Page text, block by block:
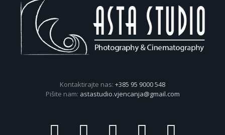
Kontaktirajte nas: +385 95 9000 548
Pišite nam: astastudio.vjencanja@gmail.com